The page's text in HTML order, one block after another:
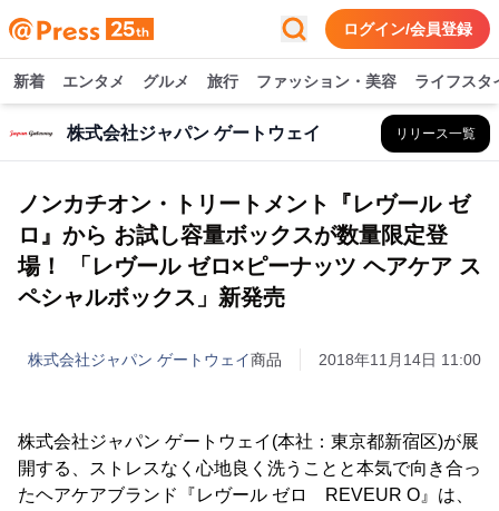
ログイン/会員登録
新着 エンタメ グルメ 旅行 ファッション・美容 ライフスタ
株式会社ジャパン ゲートウェイ リリース一覧
ノンカチオン・トリートメント『レヴール ゼ
ロ』から お試し容量ボックスが数量限定登
場！ 「レヴール ゼロ×ピーナッツ ヘアケア ス
ペシャルボックス」新発売
株式会社ジャパン ゲートウェイ商品 2018年11月14日 11:00
株式会社ジャパン ゲートウェイ(本社：東京都新宿区)が展
開する、ストレスなく心地良く洗うことと本気で向き合っ
たヘアケアブランド『レヴール ゼロ REVEUR O』は、